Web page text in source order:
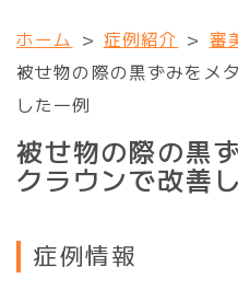
ホーム > 症例紹介 > 審
被せ物の際の黒ずみをメ
した一例
被せ物の際の黒
クラウンで改善 し
症例情報